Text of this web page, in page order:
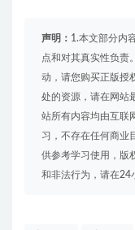
声明： 1.本文部分内
点和对其真实性负责
动，请您购买正版授
处的资源，请在网站
站所有内容均由互联
习，不存在任何商业
供参考学习使用，版
和非法行为，请在24